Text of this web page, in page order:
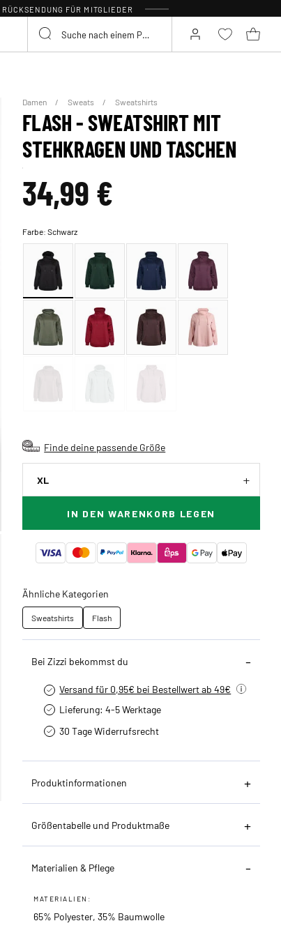
RÜCKSENDUNG FÜR MITGLIEDER
Damen Sweats Sweatshirts
FLASH - SWEATSHIRT MIT
STEHKRAGEN UND TASCHEN
34,99 €
Farbe:Schwarz
Finde deine passende Größe
XL
IN DEN WARENKORB LEGEN
Ähnliche Kategorien
Sweatshirts Flash
Bei Zizzi bekommst du
Versand für 0,95€ bei Bestellwert ab 49€
Lieferung: 4-5 Werktage
30 Tage Widerrufsrecht
Produktinformationen
Größentabelle und Produktmaße
Materialien & Pflege
MATERIALIEN:
65% Polyester, 35% Baumwolle